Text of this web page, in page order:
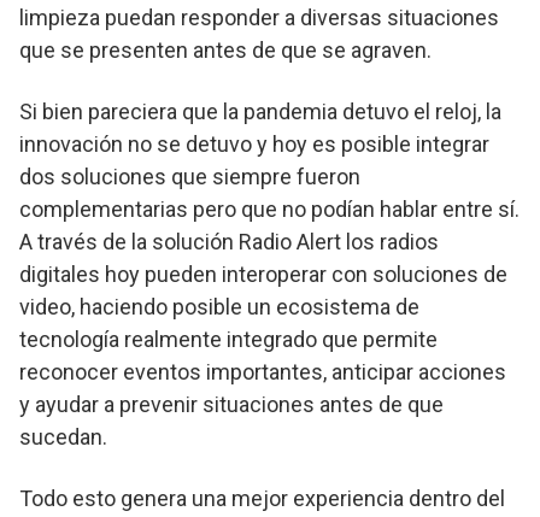
limpieza puedan responder a diversas situaciones
que se presenten antes de que se agraven.
Si bien pareciera que la pandemia detuvo el reloj, la
innovación no se detuvo y hoy es posible integrar
dos soluciones que siempre fueron
complementarias pero que no podían hablar entre sí.
A través de la solución Radio Alert los radios
digitales hoy pueden interoperar con soluciones de
video, haciendo posible un ecosistema de
tecnología realmente integrado que permite
reconocer eventos importantes, anticipar acciones
y ayudar a prevenir situaciones antes de que
sucedan.
Todo esto genera una mejor experiencia dentro del